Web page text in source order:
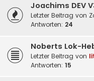
Joachims DEV
Letzter Beitrag von
Antworten: 24
Noberts Lok-
Letzter Beitrag von
Antworten: 15